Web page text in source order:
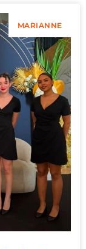
MARIANNE